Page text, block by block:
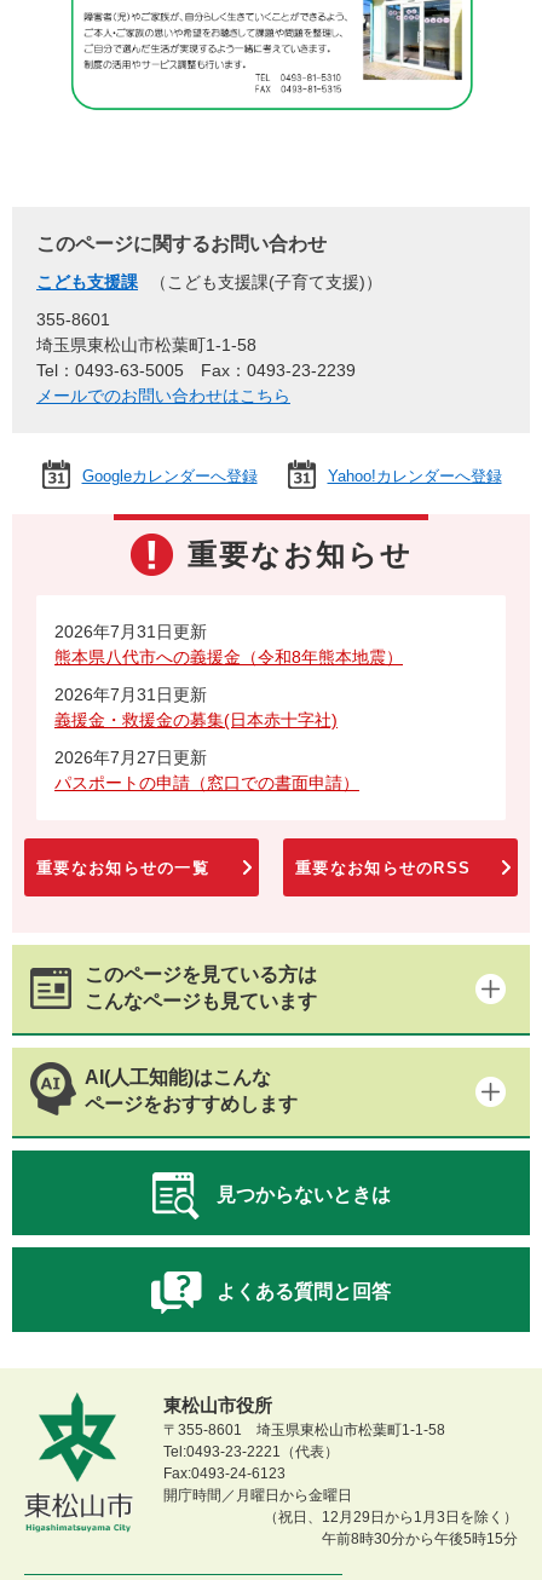
このページに関するお問い合わせ
こども支援課
こども支援課(子育て支援)
355-8601
埼玉県東松山市松葉町1-1-58
Tel：0493-63-5005
Fax：0493-23-2239
メールでのお問い合わせはこちら
Googleカレンダーへ登録 Yahoo!カレンダーへ登録
重要なお知らせ
2026年7月31日更新
熊本県八代市への義援金（令和8年熊本地震）
2026年7月31日更新
義援金・救援金の募集(日本赤十字社)
2026年7月27日更新
パスポートの申請（窓口での書面申請）
重要なお知らせの一覧 重要なお知らせのRSS
このページを見ている方は
こんなページも見ています
AI(人工知能)はこんな
ページをおすすめします
見つからないときは
よくある質問と回答
東松山市役所
〒355-8601 埼玉県東松山市松葉町1-1-58
Tel:0493-23-2221（代表）
Fax:0493-24-6123
開庁時間／月曜日から金曜日
（祝日、12月29日から1月3日を除く）
午前8時30分から午後5時15分